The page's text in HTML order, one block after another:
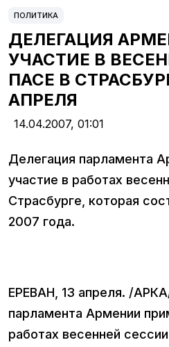
ПОЛИТИКА
ДЕЛЕГАЦИЯ
УЧАСТИЕ В
ПАСЕ В
АПРЕЛЯ
14.04.2007, 01:01
Делегация парламента
участие в работах
Страсбурге, которая
2007 года.
ЕРЕВАН, 13 апреля. /
парламента Армении
работах весенней